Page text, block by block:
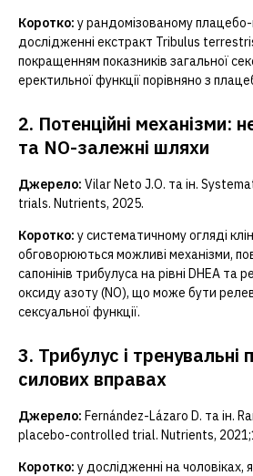
Коротко: у рандомізованому
дослідженні екстракт Tribulus
покращенням показників загальної
еректильної функції порівняно з
2. Потенційні механізми:
та NO-залежні шляхи
Джерело: Vilar Neto J.O. та ін.
trials. Nutrients, 2025.
Коротко: у систематичному огляді
обговорюються можливі механізми,
сапонінів трибулуса на рівні DHEA та
оксиду азоту (NO), що може бути
сексуальної функції.
3. Трибулус і тренувальні
силових вправах
Джерело: Fernández-Lázaro D. та ін.
placebo-controlled trial. Nutrients,
Коротко: у дослідженні на чоловіках,